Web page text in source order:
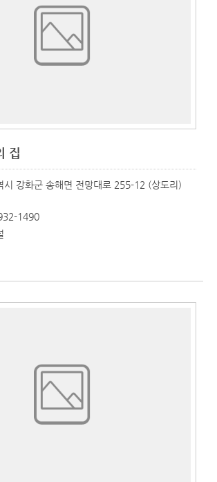
집
시 강화군 송해면 전망대로 255-12 (상도리)
1490